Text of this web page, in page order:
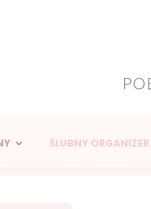
ŚLUBNY ORGANIZER